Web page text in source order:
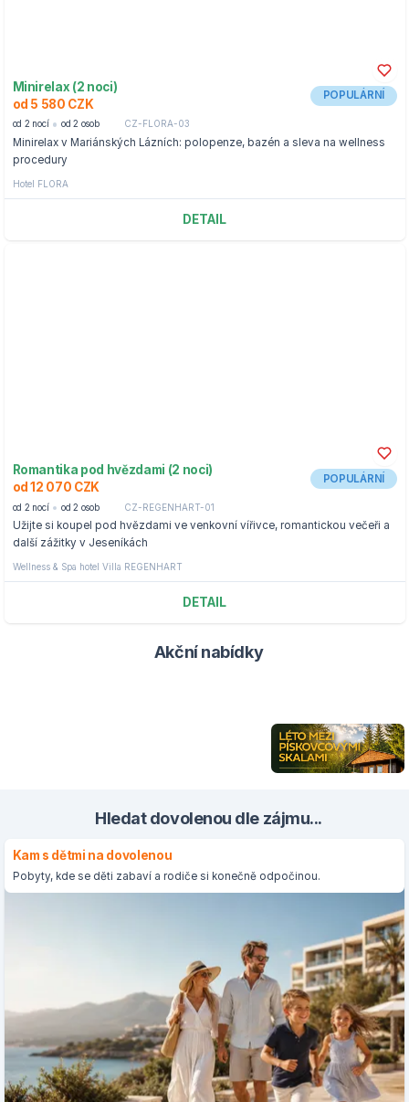
Minirelax (2 noci)
od 5 580 CZK
POPULÁRNÍ
od 2 nocí od 2 osob CZ-FLORA-03
Minirelax v Mariánských Lázních: polopenze, bazén a sleva na wellness
procedury
Hotel FLORA
DETAIL
Romantika pod hvězdami (2 noci)
od 12 070 CZK
POPULÁRNÍ
od 2 nocí od 2 osob CZ-REGENHART-01
Užijte si koupel pod hvězdami ve venkovní vířivce, romantickou večeři a
další zážitky v Jeseníkách
Wellness & Spa hotel Villa REGENHART
DETAIL
Akční nabídky
Hledat dovolenou dle zájmu...
Kam s dětmi na dovolenou
Pobyty, kde se děti zabaví a rodiče si konečně odpočinou.